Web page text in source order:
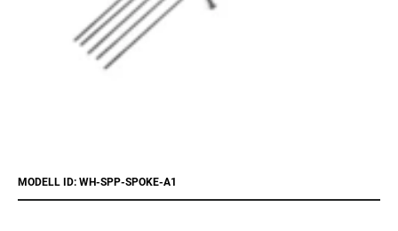
MODELL ID: WH-SPP-SPOKE-A1